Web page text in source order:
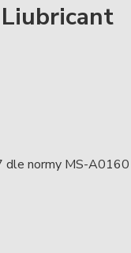
dle normy MS-A0160